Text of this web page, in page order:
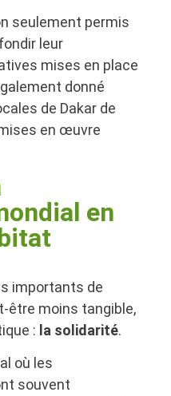
seulement permis
leur
mises en place
donné
de Dakar de
en œuvre
en
importants de
être moins tangible,
: la solidarité.
où les
souvent